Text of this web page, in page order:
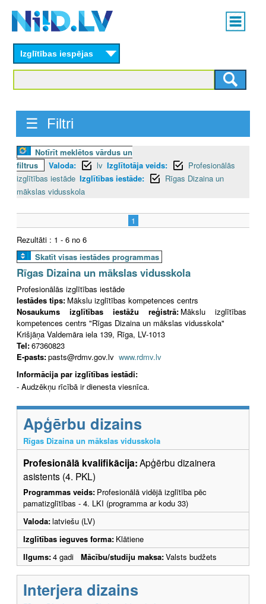
content
Main
menu
Izglītības iespējas
☰ Filtri
Notīrīt meklētos vārdus un
filtrus
Valoda: lv Izglītotāja veids:
Profesionālās
izglītības iestāde Izglītības iestāde:
Rīgas Dizaina un
mākslas vidusskola
1
Rezultāti : 1 - 6 no 6
Skatīt visas iestādes programmas
Rīgas Dizaina un mākslas vidusskola
Profesionālās izglītības iestāde
Iestādes tips: Mākslu izglītības kompetences centrs
Nosaukums izglītības iestāžu reģistrā: Mākslu izglītības
kompetences centrs "Rīgas Dizaina un mākslas vidusskola"
Krišjāņa Valdemāra iela 139, Rīga, LV-1013
Tel:67360823
E-pasts:pasts@rdmv.gov.lv www.rdmv.lv
Informācija par izglītības iestādi:
- Audzēkņu rīcībā ir dienesta viesnīca.
Apģērbu dizains
Rīgas Dizaina un mākslas vidusskola
Profesionālā kvalifikācija:Apģērbu dizainera
asistents (4. PKL)
Programmas veids: Profesionālā vidējā izglītība pēc
pamatizglītības - 4. LKI (programma ar kodu 33)
Valoda:latviešu (LV)
Izglītības ieguves forma: Klātiene
Ilgums:4 gadi Mācību/studiju maksa:Valsts budžets
Interjera dizains